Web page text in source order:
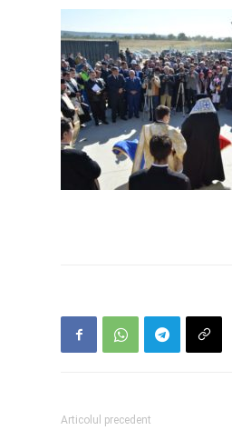
Articolul precedent